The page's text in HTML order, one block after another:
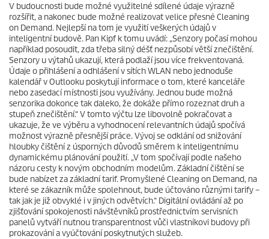
V budoucnosti bude možné využitelné sdílené údaje výrazně
rozšířit, a nakonec bude možné realizovat velice přesné Cleaning
on Demand. Nejlepší na tom je využití veškerých údajů v
inteligentní budově. Pan Kipf k tomu uvádí: „Senzory počasí mohou
například posoudit, zda třeba silný déšť nezpůsobí větší znečištění.
Senzory u výtahů ukazují, která podlaží jsou více frekventovaná.
Údaje o přihlášení a odhlášení v sítích WLAN nebo jednoduše
kalendář v Outlooku poskytují informace o tom, které kanceláře
nebo zasedací místnosti jsou využívány. Jednou bude možná
senzorika dokonce tak daleko, že dokáže přímo rozeznat druh a
stupeň znečištění.“ V tomto výčtu lze libovolně pokračovat a
ukazuje, že ve výběru a vyhodnocení relevantních údajů spočívá
možnost výrazně přesnější práce. Vývoj se odklání od snižování
hloubky čištění z úsporných důvodů směrem k inteligentnímu
dynamickému plánování použití. „V tom spočívají podle našeho
názoru cesty k novým obchodním modelům. Základní čištění se
bude nabízet za základní tarif. Promyšlené Cleaning on Demand, na
které se zákazník může spolehnout, bude účtováno různými tarify –
tak jak je již obvyklé i v jiných odvětvích.“ Digitální ovládání až po
zjišťování spokojenosti návštěvníků prostřednictvím servisních
panelů vytváří nutnou transparentnost vůči vlastníkovi budovy při
prokazování a vyúčtování poskytnutých služeb.